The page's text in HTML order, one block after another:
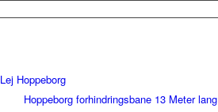
Lej Hoppeborg
Hoppeborg forhindringsbane 13 Meter lang